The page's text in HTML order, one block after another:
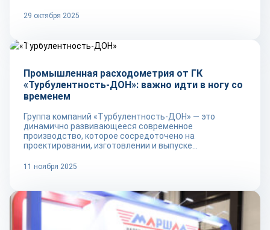
29 октября 2025
Промышленная расходометрия от ГК
«Турбулентность-ДОН»: важно идти в ногу со
временем
Группа компаний «Турбулентность-ДОН» — это
динамично развивающееся современное
производство, которое сосредоточено на
проектировании, изготовлении и выпуске...
11 ноября 2025